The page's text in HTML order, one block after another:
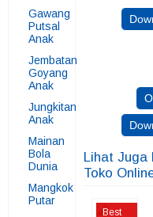
Gawang
Putsal
Anak
Jembatan
Goyang
Anak
Jungkitan
Anak
Mainan
Bola
Dunia
Mangkok
Putar
Lihat Juga
Toko
Best